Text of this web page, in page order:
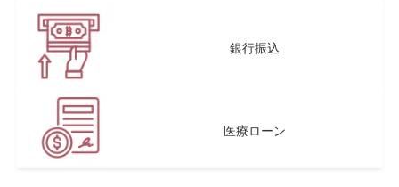
銀行振込
医療ローン